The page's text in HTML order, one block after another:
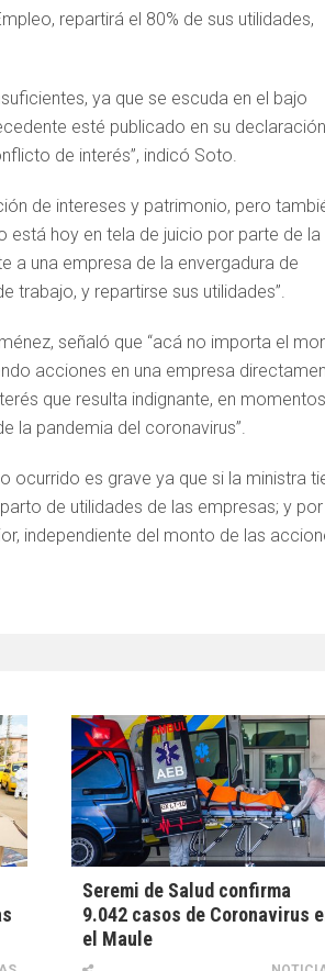
repartirá el 80% de sus utilidades,
ya que se escuda en el bajo
esté publicado en su declaración
de interés”, indicó Soto.
de intereses y patrimonio, pero
está hoy en tela de juicio por parte de la
a una empresa de la envergadura de
trabajo, y repartirse sus utilidades”.
señaló que “acá no importa el
acciones en una empresa
que resulta indignante, en momentos
la pandemia del coronavirus”.
ocurrido es grave ya que si la ministra
de utilidades de las empresas; y por
independiente del monto de las
Seremi de Salud confirma
9.042 casos de Coronavirus
el Maule